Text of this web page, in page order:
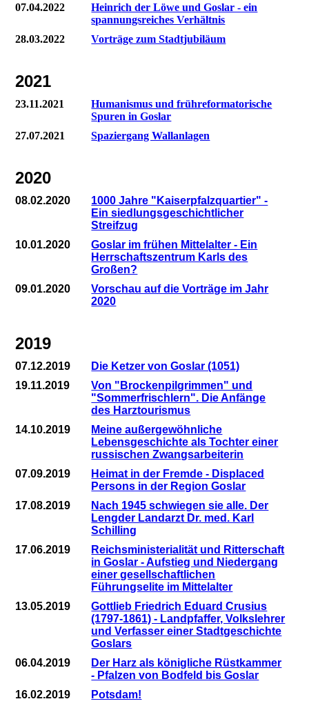
07.04.2022
Heinrich der Löwe und Goslar - ein
spannungsreiches Verhältnis
28.03.2022
Vorträge zum Stadtjubiläum
2021
23.11.2021
Humanismus und frühreformatorische
Spuren in Goslar
27.07.2021
Spaziergang Wallanlagen
2020
08.02.2020
1000 Jahre "Kaiserpfalzquartier" -
Ein siedlungsgeschichtlicher
Streifzug
10.01.2020
Goslar im frühen Mittelalter - Ein
Herrschaftszentrum Karls des
Großen?
09.01.2020
Vorschau auf die Vorträge im Jahr
2020
2019
07.12.2019
Die Ketzer von Goslar (1051)
19.11.2019
Von "Brockenpilgrimmen" und
"Sommerfrischlern". Die Anfänge
des Harztourismus
14.10.2019
Meine außergewöhnliche
Lebensgeschichte als Tochter einer
russischen Zwangsarbeiterin
07.09.2019
Heimat in der Fremde - Displaced
Persons in der Region Goslar
17.08.2019
Nach 1945 schwiegen sie alle. Der
Lengder Landarzt Dr. med. Karl
Schilling
17.06.2019
Reichsministerialität und Ritterschaft
in Goslar - Aufstieg und Niedergang
einer gesellschaftlichen
Führungselite im Mittelalter
13.05.2019
Gottlieb Friedrich Eduard Crusius
(1797-1861) - Landpfaffer, Volkslehrer
und Verfasser einer Stadtgeschichte
Goslars
06.04.2019
Der Harz als königliche Rüstkammer
- Pfalzen von Bodfeld bis Goslar
16.02.2019
Potsdam!